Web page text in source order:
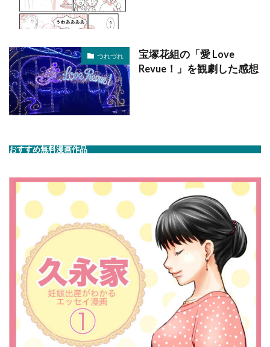
つれづれ
宝塚花組の「愛 Love
Revue！」を観劇した感想
おすすめ無料漫画作品